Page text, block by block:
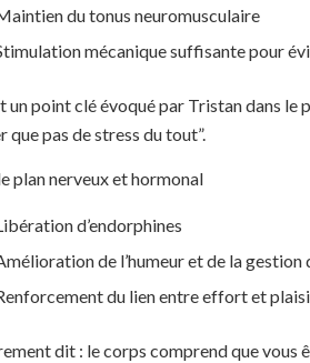
du tonus neuromusculaire
mécanique suffisante pour
un point clé évoqué par Tristan dans
que pas de stress du tout”.
plan nerveux et hormonal
d’endorphines
de l’humeur et de la gestion
du lien entre effort et
dit : le corps comprend que vous